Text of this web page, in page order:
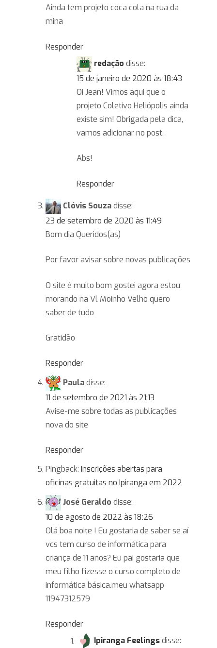
Ainda tem projeto coca cola na rua da
mina
Responder
redação disse:
15 de janeiro de 2020 às 18:43
Oi Jean! Vimos aqui que o
projeto Coletivo Heliópolis ainda
existe sim! Obrigada pela dica,
vamos adicionar no post.
Abs!
Responder
Clóvis Souzadisse:
23 de setembro de 2020 às 11:49
Bom dia Queridos(as)
Por favor avisar sobre novas publicações
O site é muito bom gostei agora estou
morando na Vl Moinho Velho quero
saber de tudo
Gratidão
Responder
Pauladisse:
11 de setembro de 2021 às 21:13
Avise-me sobre todas as publicações
nova do site
Responder
Pingback: Inscrições abertas para
oficinas gratuitas no Ipiranga em 2022
José Geraldo disse:
10 de agosto de 2022 às 18:26
Olá boa noite ! Eu gostaria de saber se aí
vcs tem curso de informática para
criança de 11 anos? Eu pai gostaria que
meu filho fizesse o curso completo de
informática básica.meu whatsapp
11947312579
Responder
Ipiranga Feelings disse: